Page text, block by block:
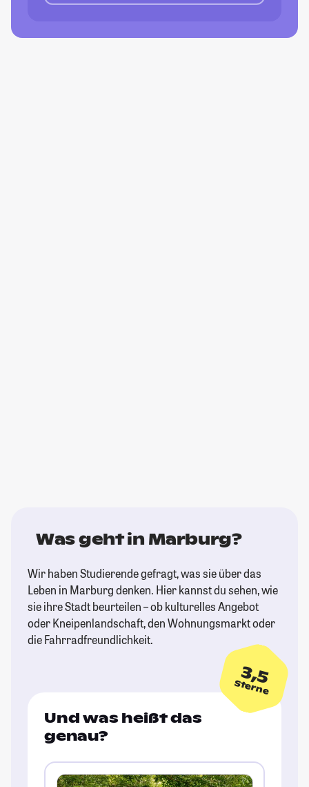
Was geht in Marburg?
Wir haben Studierende gefragt, was sie über das
Leben in Marburg denken. Hier kannst du sehen, wie
sie ihre Stadt beurteilen – ob kulturelles Angebot
oder Kneipenlandschaft, den Wohnungsmarkt oder
die Fahrradfreundlichkeit.
3,5
Sterne
Und was heißt das
genau?